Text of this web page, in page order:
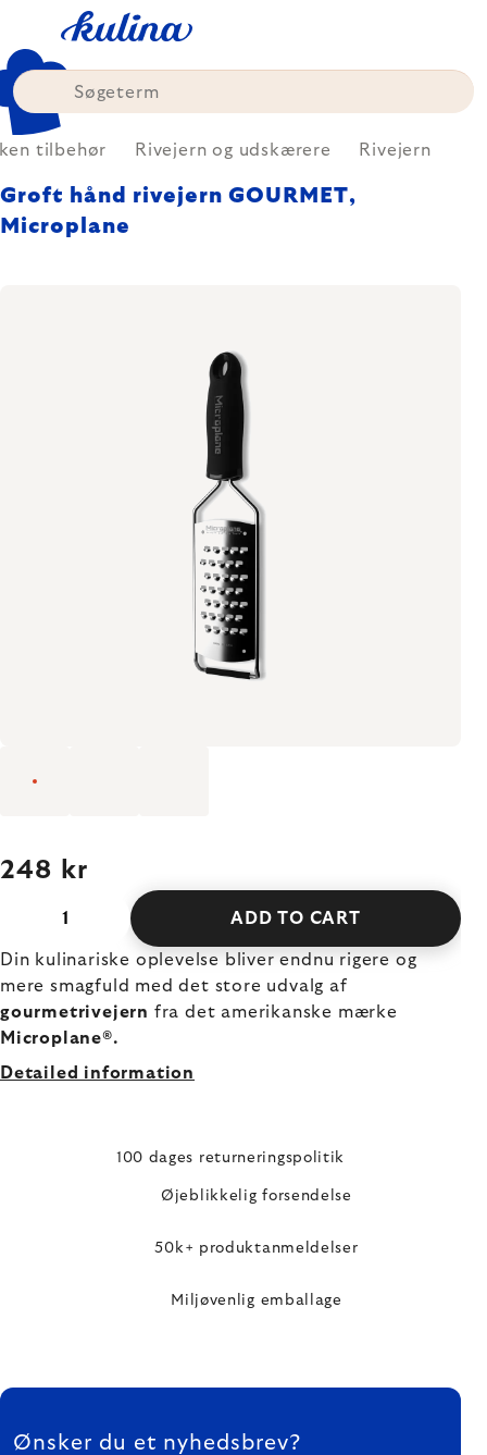
content
tilbehør Rivejern og udskærere Rivejern
Groft hånd rivejern GOURMET,
Microplane
248 kr
ADD TO CART
Din kulinariske oplevelse bliver endnu rigere og
mere smagfuld med det store udvalg af
gourmetrivejern fra det amerikanske mærke
Microplane®.
Detailed information
100 dages returneringspolitik
Øjeblikkelig forsendelse
50k+ produktanmeldelser
Miljøvenlig emballage
FOOTER
Ønsker du et nyhedsbrev?